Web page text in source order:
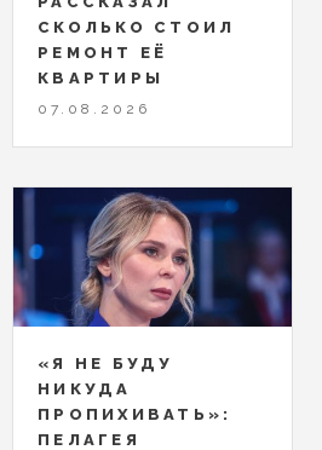
СКОЛЬКО СТОИЛ
РЕМОНТ ЕЁ
КВАРТИРЫ
07.08.2026
«Я НЕ БУДУ
НИКУДА
ПРОПИХИВАТЬ»:
ПЕЛАГЕЯ